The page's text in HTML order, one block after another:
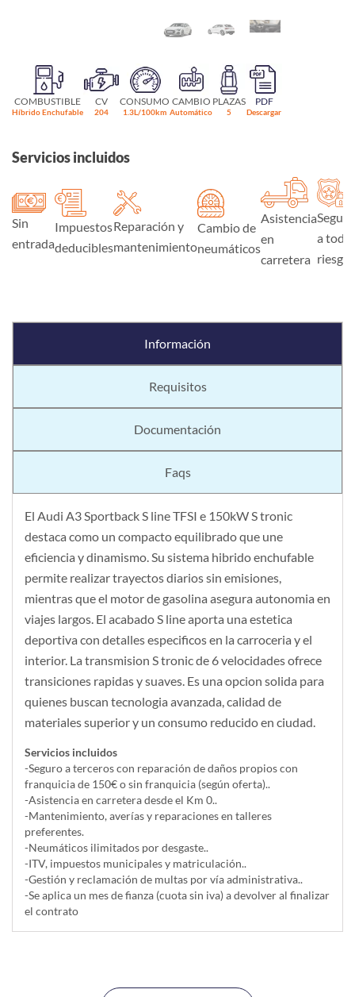
COMBUSTIBLE
Híbrido Enchufable
CV
204
CONSUMO
1.3L/100km
CAMBIO
Automático
PLAZAS
5
PDF
Descargar
Servicios incluidos
Sin
entrada
Impuestos
deducibles
Reparación y
mantenimiento
Cambio de
neumáticos
Asistencia
en
carretera
Seguro
a todo
riesgo
Información
Requisitos
Documentación
Faqs
El Audi A3 Sportback S line TFSI e 150kW S tronic
destaca como un compacto equilibrado que une
eficiencia y dinamismo. Su sistema hibrido enchufable
permite realizar trayectos diarios sin emisiones,
mientras que el motor de gasolina asegura autonomia en
viajes largos. El acabado S line aporta una estetica
deportiva con detalles especificos en la carroceria y el
interior. La transmision S tronic de 6 velocidades ofrece
transiciones rapidas y suaves. Es una opcion solida para
quienes buscan tecnologia avanzada, calidad de
materiales superior y un consumo reducido en ciudad.
Servicios incluidos
-Seguro a terceros con reparación de daños propios con
franquicia de 150€ o sin franquicia (según oferta)..
-Asistencia en carretera desde el Km 0..
-Mantenimiento, averías y reparaciones en talleres
preferentes.
-Neumáticos ilimitados por desgaste..
-ITV, impuestos municipales y matriculación..
-Gestión y reclamación de multas por vía administrativa..
-Se aplica un mes de fianza (cuota sin iva) a devolver al finalizar
el contrato